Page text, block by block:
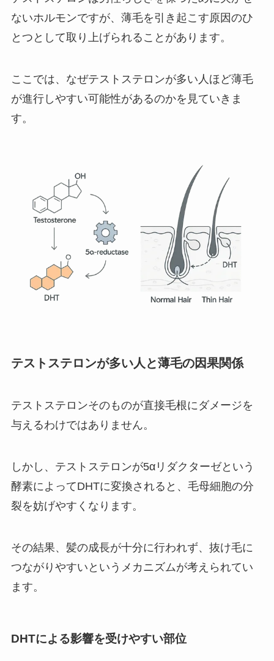
ないホルモンですが、薄毛を引き起こす原因のひ
とつとして取り上げられることがあります。
ここでは、なぜテストステロンが多い人ほど薄毛
が進行しやすい可能性があるのかを見ていきま
す。
テストステロンが多い人と薄毛の因果関係
テストステロンそのものが直接毛根にダメージを
与えるわけではありません。
しかし、テストステロンが5αリダクターゼという
酵素によってDHTに変換されると、毛母細胞の分
裂を妨げやすくなります。
その結果、髪の成長が十分に行われず、抜け毛に
つながりやすいというメカニズムが考えられてい
ます。
DHTによる影響を受けやすい部位